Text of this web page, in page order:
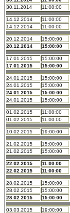
30.11.2014
11:00:00
14.12.2014 11:00:00
14.12.2014
11:00:00
20.12.2014 15:00:00
20.12.2014
15:00:00
17.01.2015 15:00:00
17.01.2015
15:00:00
24.01.2015 15:00:00
24.01.2015
15:00:00
24.01.2015
15:00:00
24.01.2015
15:00:00
01.02.2015 11:00:00
01.02.2015
11:00:00
10.02.2015 19:00:00
21.02.2015 15:00:00
21.02.2015
15:00:00
22.02.2015 11:00:00
22.02.2015
11:00:00
28.02.2015 15:00:00
28.02.2015
15:00:00
28.02.2015
15:00:00
03.03.2015 19:00:00